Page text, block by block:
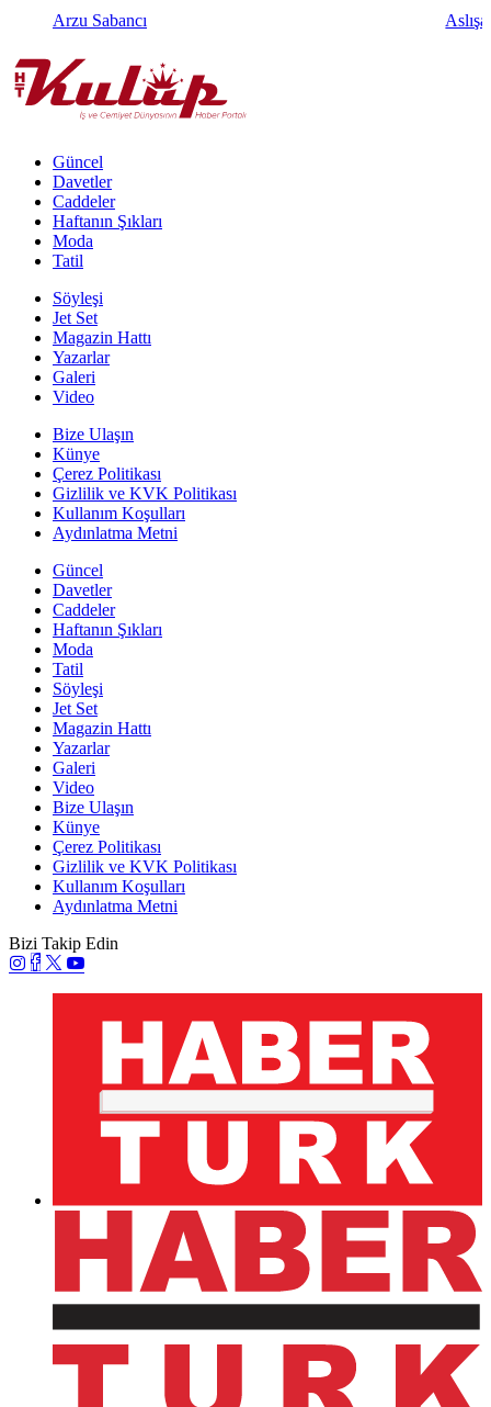
Arzu Sabancı
Güncel
Davetler
Caddeler
Haftanın Şıkları
Moda
Tatil
Söyleşi
Jet Set
Magazin Hattı
Yazarlar
Galeri
Video
Bize Ulaşın
Künye
Çerez Politikası
Gizlilik ve KVK Politikası
Kullanım Koşulları
Aydınlatma Metni
Güncel
Davetler
Caddeler
Haftanın Şıkları
Moda
Tatil
Söyleşi
Jet Set
Magazin Hattı
Yazarlar
Galeri
Video
Bize Ulaşın
Künye
Çerez Politikası
Gizlilik ve KVK Politikası
Kullanım Koşulları
Aydınlatma Metni
Bizi Takip Edin